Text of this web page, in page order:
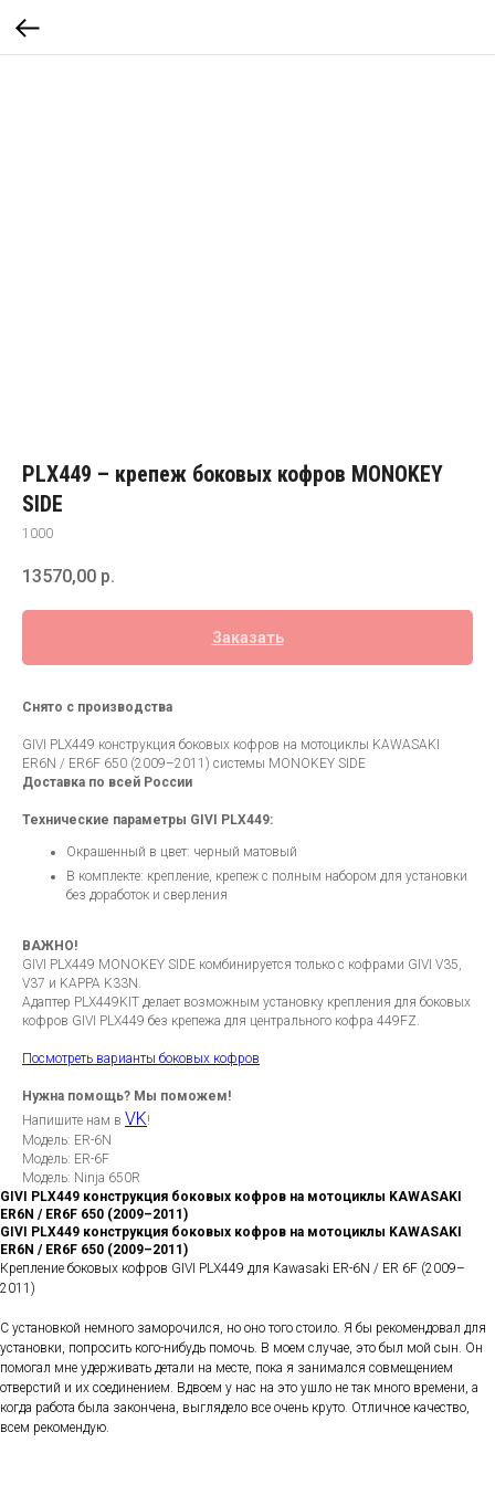
PLX449 – крепеж боковых кофров MONOKEY
SIDE
1000
13570,00 р.
Заказать
Снято с производства
GIVI PLX449 конструкция боковых кофров на мотоциклы KAWASAKI
ER6N / ER6F 650 (2009–2011) системы MONOKEY SIDE
Доставка по всей России
Технические параметры GIVI PLX449:
Окрашенный в цвет: черный матовый
В комплекте: крепление, крепеж с полным набором для установки
без доработок и сверления
ВАЖНО!
GIVI PLX449 MONOKEY SIDE комбинируется только с кофрами GIVI V35,
V37 и KAPPA K33N.
Адаптер PLX449KIT делает возможным установку крепления для боковых
кофров GIVI PLX449 без крепежа для центрального кофра 449FZ.
Посмотреть варианты боковых кофров
Нужна помощь? Мы поможем!
Напишите нам в VK!
Модель: ER-6N
Модель: ER-6F
Модель: Ninja 650R
GIVI PLX449 конструкция боковых кофров на мотоциклы KAWASAKI
ER6N / ER6F 650 (2009–2011)
GIVI PLX449 конструкция боковых кофров на мотоциклы KAWASAKI
ER6N / ER6F 650 (2009–2011)
Крепление боковых кофров GIVI PLX449 для Kawasaki ER-6N / ER 6F (2009–
2011)
С установкой немного заморочился, но оно того стоило. Я бы рекомендовал для
установки, попросить кого-нибудь помочь. В моем случае, это был мой сын. Он
помогал мне удерживать детали на месте, пока я занимался совмещением
отверстий и их соединением. Вдвоем у нас на это ушло не так много времени, а
когда работа была закончена, выглядело все очень круто. Отличное качество,
всем рекомендую.